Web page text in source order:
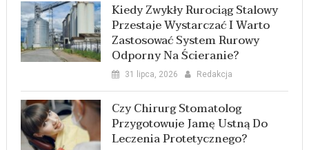
Kiedy Zwykły Rurociąg Stalowy
Przestaje Wystarczać I Warto
Zastosować System Rurowy
Odporny Na Ścieranie?
31 lipca, 2026 Redakcja
Czy Chirurg Stomatolog
Przygotowuje Jamę Ustną Do
Leczenia Protetycznego?